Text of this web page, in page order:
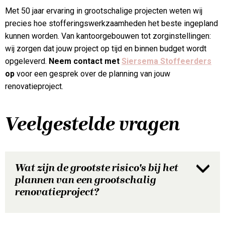
Met 50 jaar ervaring in grootschalige projecten weten wij
precies hoe stofferingswerkzaamheden het beste ingepland
kunnen worden. Van kantoorgebouwen tot zorginstellingen:
wij zorgen dat jouw project op tijd en binnen budget wordt
opgeleverd. Neem contact met Siersema Stoffeerders
op voor een gesprek over de planning van jouw
renovatieproject.
Veelgestelde vragen
Wat zijn de grootste risico's bij het
plannen van een grootschalig
renovatieproject?